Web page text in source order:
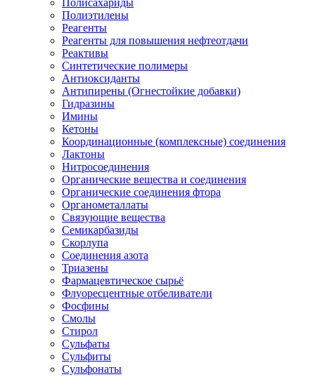
Полисахариды
Полиэтилены
Реагенты
Реагенты для повышения нефтеотдачи
Реактивы
Синтетические полимеры
Антиоксиданты
Антипирены (Огнестойкие добавки)
Гидразины
Имины
Кетоны
Координационные (комплексные) соединения
Лактоны
Нитросоединения
Органические вещества и соединения
Органические соединения фтора
Органометаллаты
Связующие вещества
Семикарбазиды
Скорлупа
Соединения азота
Триазены
Фармацевтическое сырьё
Флуоресцентные отбеливатели
Фосфины
Смолы
Стирол
Сульфаты
Сульфиты
Сульфонаты